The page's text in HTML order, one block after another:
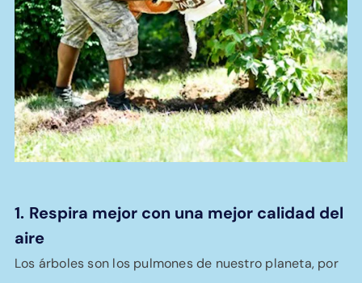
1. Respira mejor con una mejor calidad del
aire
Los árboles son los pulmones de nuestro planeta, por